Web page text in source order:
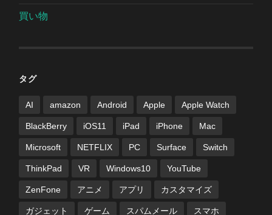
買い物
タグ
AI amazon Android Apple Apple Watch
BlackBerry iOS11 iPad iPhone Mac
Microsoft NETFLIX PC Surface Switch
ThinkPad VR Windows10 YouTube
ZenFone アニメ アプリ カスタマイズ
ガジェット ゲーム スパムメール スマホ